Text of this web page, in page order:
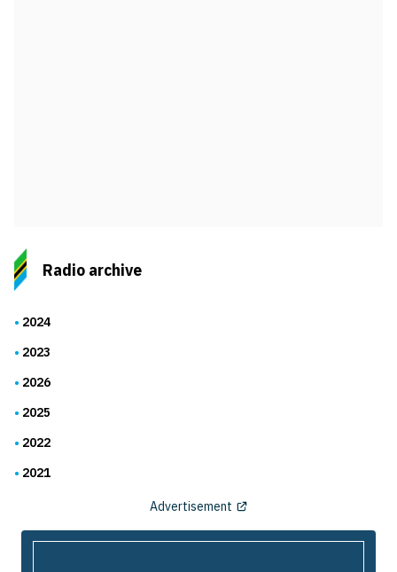
Radio archive
2024
2023
2026
2025
2022
2021
Advertisement